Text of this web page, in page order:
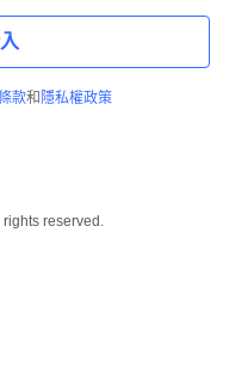
款和 隱私權政策
reserved.